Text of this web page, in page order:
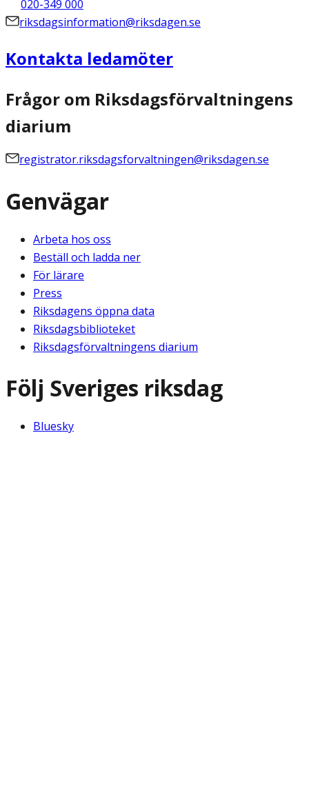
020-349 000
riksdagsinformation@riksdagen.se
Kontakta ledamöter
Frågor om Riksdagsförvaltningens
diarium
registrator.riksdagsforvaltningen@riksdagen.se
Genvägar
Arbeta hos oss
Beställ och ladda ner
För lärare
Press
Riksdagens öppna data
Riksdagsbiblioteket
Riksdagsförvaltningens diarium
Följ Sveriges riksdag
Bluesky